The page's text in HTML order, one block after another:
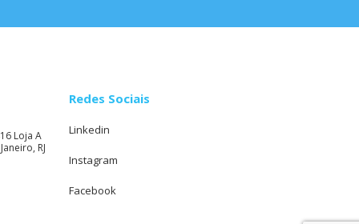
Loja A
RJ
Redes Sociais
Linkedin
Instagram
Facebook